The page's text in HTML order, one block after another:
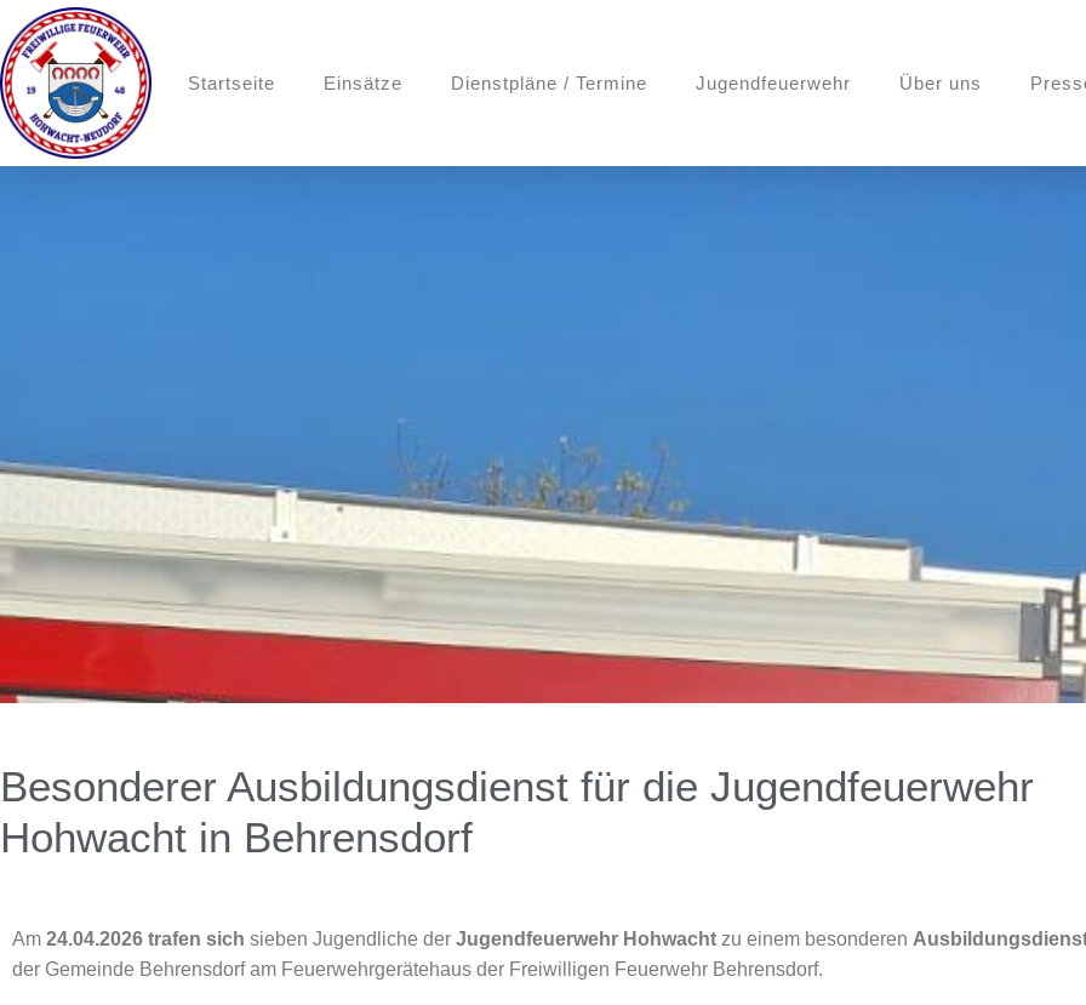
Startseite Einsätze Dienstpläne / Termine Jugendfeuerwehr Über uns
Besonderer Ausbildungsdienst für die Jugendfeuerwehr
Hohwacht in Behrensdorf
Am 24.04.2026 trafen sich sieben Jugendliche der Jugendfeuerwehr Hohwacht zu einem besonderen
der Gemeinde Behrensdorf am Feuerwehrgerätehaus der Freiwilligen Feuerwehr Behrensdorf.